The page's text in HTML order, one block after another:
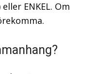
ENKEL. Om